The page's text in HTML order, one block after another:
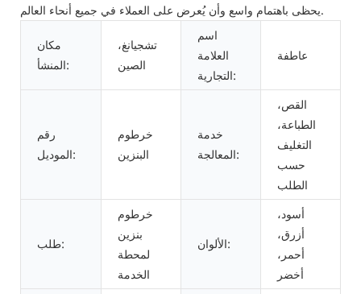
يحظى باهتمام واسع وأن يُعرض على العملاء في جميع أنحاء العالم.
مكان
المنشأ:
تشجيانغ،
الصين
اسم
العلامة
التجارية:
عاطفة
رقم
الموديل:
خرطوم
البنزين
خدمة
المعالجة:
القص،
الطباعة،
التغليف
حسب
الطلب
طلب:
خرطوم
بنزين
لمحطة
الخدمة
الألوان:
أسود،
أزرق،
أحمر،
أخضر